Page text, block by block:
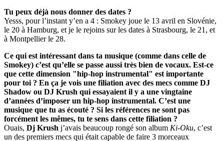
Tu peux déjà nous donner des dates ?
Yesss, pour l’instant y’en a 4 : Smokey joue le 13 avril en Slovénie,
le 20 à Hamburg, et je le rejoins sur les dates à Strasbourg, le 21, et
à Montpellier le 28.
Ce qui est intéressant dans ta musique (comme dans celle de
Smokey) c’est qu’elle se passe aussi très bien de vocaux. Est-ce
que cette dimension "hip-hop instrumental" est importante
pour toi ? En ça je vois une filiation avec des mecs comme DJ
Shadow ou DJ Krush qui essayaient il y a une vingtaine
d’années d’imposer un hip-hop instrumental. C’est une
musique que tu as écouté ? Si les références ne sont pas
forcément les mêmes, tu te sens dans cette filiation ?
Ouais, Dj Krush j’avais beaucoup rongé son album Ki-Oku, c’est
un des premiers mecs qui était capable de faire 3 morceaux